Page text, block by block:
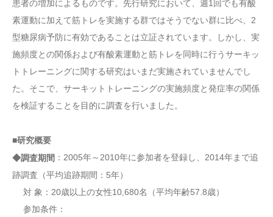
患者の増加によるものです。先行研究において、週1回でも有酸
素運動に加えて筋トレを実施する群ではそうでない群に比べ、2
型糖尿病予防に有効であることは立証されています。しかし、実
施頻度との関係および有酸素運動と筋トレを同時に行うサーキッ
トトレーニングに関する研究はいまだ実施されていませんでし
た。そこで、サーキットトレーニングの実施頻度と発症率の関係
を検証することを目的に調査を行いました。
■研究概要
◆調査期間 ：2005年～2010年に参加者を登録し、2014年まで追
跡調査（平均追跡期間：5年）
対 象：20歳以上の女性10,680名（平均年齢57.8歳）
参加条件：